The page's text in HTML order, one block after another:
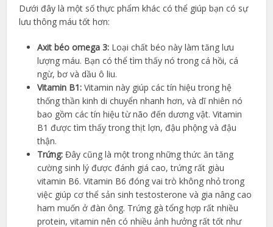
Dưới đây là một số thực phẩm khác có thể giúp bạn có sự
lưu thông máu tốt hơn:
Axit béo omega 3: Loại chất béo này làm tăng lưu
lượng máu. Bạn có thể tìm thấy nó trong cá hồi, cá
ngừ, bơ và dầu ô liu.
Vitamin B1:Vitamin này giúp các tín hiệu trong hệ
thống thần kinh di chuyển nhanh hơn, và dĩ nhiên nó
bao gồm các tín hiệu từ não đến dương vật. Vitamin
B1 được tìm thấy trong thịt lợn, đậu phộng và đậu
thận.
Trứng: Đây cũng là một trong những thức ăn tăng
cường sinh lý được đánh giá cao, trứng rất giàu
vitamin B6. Vitamin B6 đóng vai trò không nhỏ trong
việc giúp cơ thể sản sinh testosterone và gia nâng cao
ham muốn ở đàn ông. Trứng gà tổng hợp rất nhiều
protein, vitamin nên có nhiều ảnh hưởng rất tốt như